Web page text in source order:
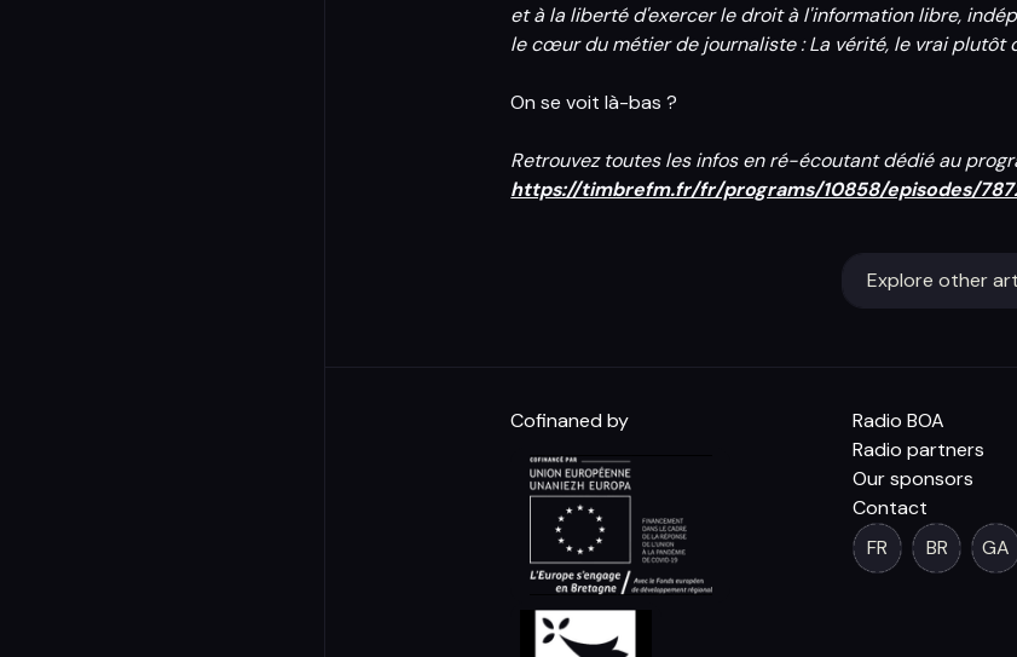
et à la liberté d'exercer le droit à l'information libre,
le cœur du métier de journaliste : La vérité, le vrai plutôt
On se voit là-bas ?
Retrouvez toutes les infos en ré-écoutant dédié au
https://timbrefm.fr/fr/programs/10858/episodes/
Explore other
Cofinaned by
Radio BOA
Radio partners
Our sponsors
Contact
FR
BR GA